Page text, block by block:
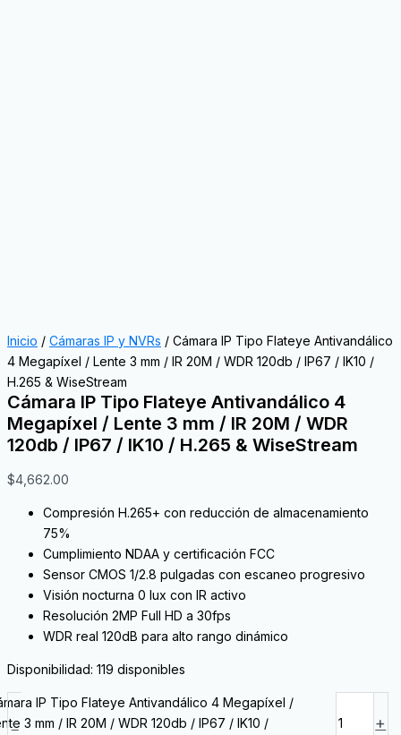
Inicio / Cámaras IP y NVRs / Cámara IP Tipo Flateye Antivandálico
4 Megapíxel / Lente 3 mm / IR 20M / WDR 120db / IP67 / IK10 /
H.265 & WiseStream
Cámara IP Tipo Flateye Antivandálico 4
Megapíxel / Lente 3 mm / IR 20M / WDR
120db / IP67 / IK10 / H.265 & WiseStream
$4,662.00
Compresión H.265+ con reducción de almacenamiento
75%
Cumplimiento NDAA y certificación FCC
Sensor CMOS 1/2.8 pulgadas con escaneo progresivo
Visión nocturna 0 lux con IR activo
Resolución 2MP Full HD a 30fps
WDR real 120dB para alto rango dinámico
Disponibilidad: 119 disponibles
-
IP Tipo Flateye Antivandálico 4 Megapíxel /
3 mm / IR 20M / WDR 120db / IP67 / IK10 /
+